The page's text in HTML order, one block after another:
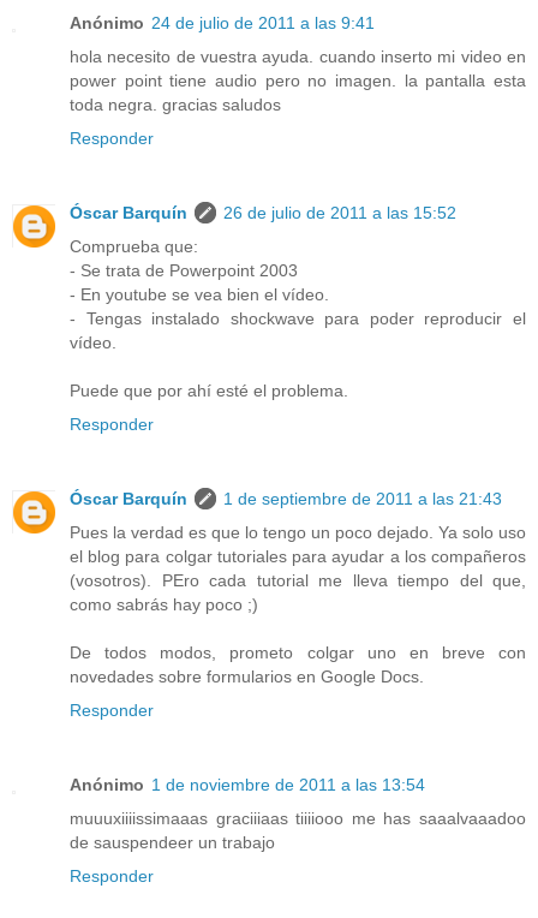
Anónimo 24 de julio de 2011 a las 9:41
hola necesito de vuestra ayuda. cuando inserto mi video en
power point tiene audio pero no imagen. la pantalla esta
toda negra. gracias saludos
Responder
Óscar Barquín
26 de julio de 2011 a las 15:52
Comprueba que:
- Se trata de Powerpoint 2003
- En youtube se vea bien el vídeo.
- Tengas instalado shockwave para poder reproducir el
vídeo.
Puede que por ahí esté el problema.
Responder
Óscar Barquín
1 de septiembre de 2011 a las 21:43
Pues la verdad es que lo tengo un poco dejado. Ya solo uso
el blog para colgar tutoriales para ayudar a los compañeros
(vosotros). PEro cada tutorial me lleva tiempo del que,
como sabrás hay poco ;)
De todos modos, prometo colgar uno en breve con
novedades sobre formularios en Google Docs.
Responder
Anónimo 1 de noviembre de 2011 a las 13:54
muuuxiiiissimaaas graciiiaas tiiiiooo me has saaalvaaadoo
de sauspendeer un trabajo
Responder